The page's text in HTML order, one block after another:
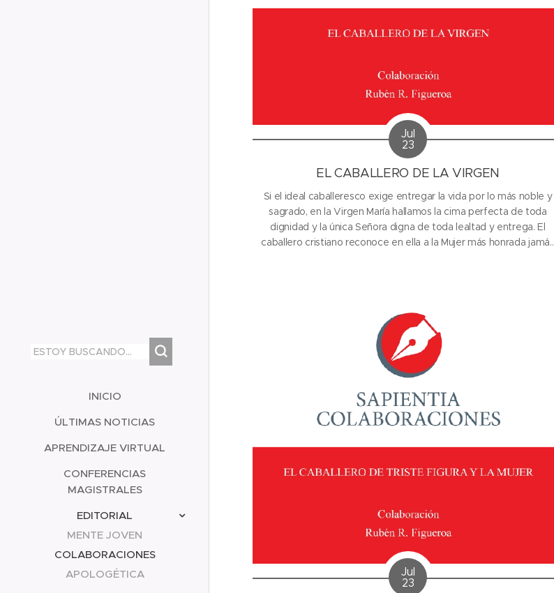
INICIO
ÚLTIMAS NOTICIAS
APRENDIZAJE VIRTUAL
CONFERENCIAS
MAGISTRALES
EDITORIAL
MENTE JOVEN
COLABORACIONES
APOLOGÉTICA
Jul
23
EL CABALLERO DE LA VIRGEN
Si el ideal caballeresco exige entregar la vida por lo más noble y
sagrado, en la Virgen María hallamos la cima perfecta de toda
dignidad y la única Señora digna de toda lealtad y entrega. El
caballero cristiano reconoce en ella a la Mujer más honrada jamás
Jul
23